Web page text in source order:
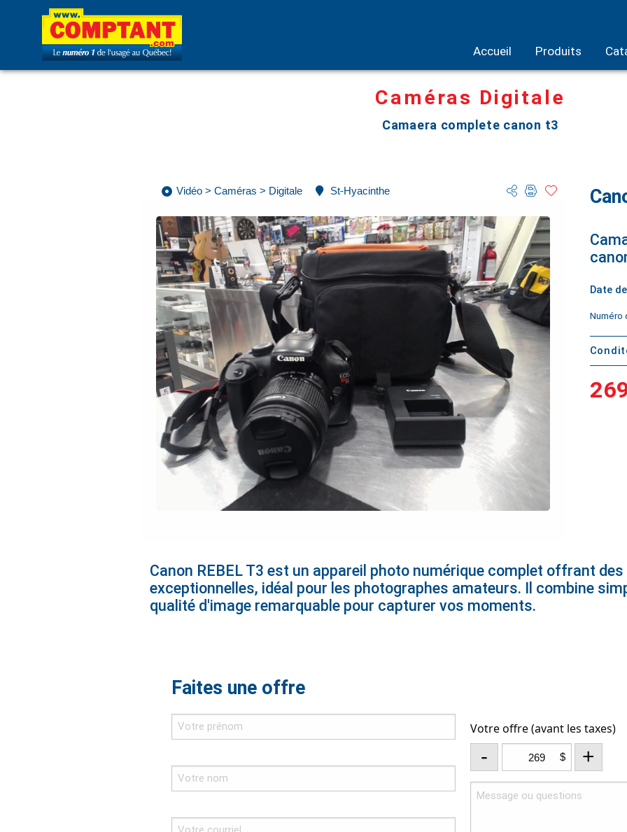
Accueil Produits
Caméras Digitale
Camaera complete canon t3
Vidéo> Caméras > Digitale St-Hyacinthe
Date
Numéro
Canon REBEL T3 est un appareil photo numérique complet offrant
exceptionnelles, idéal pour les photographes amateurs. Il combine
qualité d'image remarquable pour capturer vos moments.
Faites une offre
Votre offre (avant les taxes)
- $ +